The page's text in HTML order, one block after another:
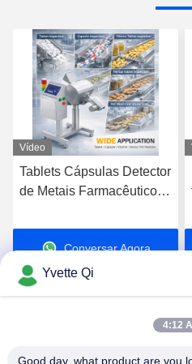
Vídeo
Tablets Cápsulas Detector
de Metais Farmacêutico
Comprimidos Fábrica
personalizávelConversar Agora
Yvette Qi
4:12
Good day, what product are you